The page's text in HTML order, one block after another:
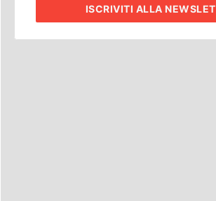
ISCRIVITI ALLA